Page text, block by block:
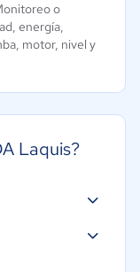
o
energía,
motor, nivel y
Laquis?